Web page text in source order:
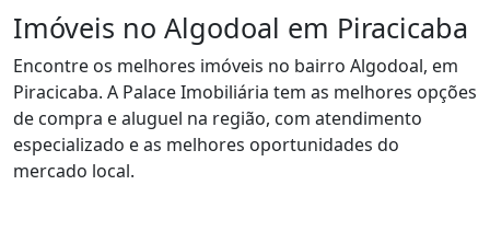
Imóveis no Algodoal em Piracicaba
Encontre os melhores imóveis no bairro Algodoal, em
Piracicaba. A Palace Imobiliária tem as melhores opções
de compra e aluguel na região, com atendimento
especializado e as melhores oportunidades do
mercado local.